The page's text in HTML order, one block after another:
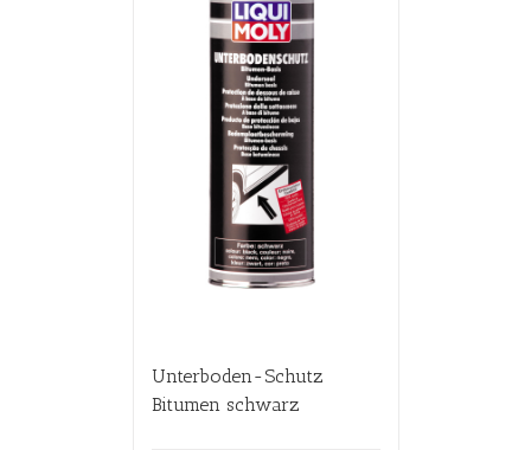
Unterboden-Schutz
Bitumen schwarz